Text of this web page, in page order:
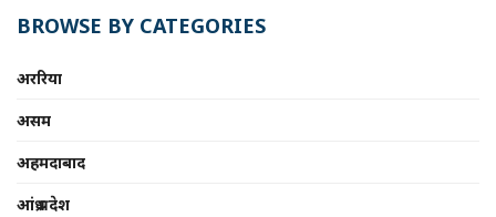
BROWSE BY CATEGORIES
अररिया
असम
अहमदाबाद
आंध्र प्रदेश